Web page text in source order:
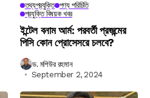
তথ্যপ্রযুক্তি পণ্য পরিচিতি
প্রযুক্তি বিষয়ক খবর
ইন্টেল বনাম আর্ম: পরবর্তী প্রজন্মের
পিসি কোন প্রোসেসরে চলবে?
ড. মশিউর রহমান
September 2, 2024